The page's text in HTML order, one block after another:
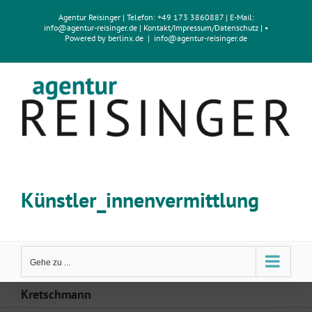
Agentur Reisinger| Telefon: +49 173 3860887 | E-Mail:
info@agentur-reisinger.de | Kontakt/Impressum/Datenschutz | •
Powered by berlinx.de | info@agentur-reisinger.de
Künstler_innenvermittlung
Gehe zu ...
Kretschmann